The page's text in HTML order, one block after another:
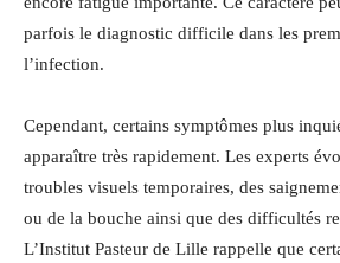
parfois le diagnostic difficile dans les
l’infection.
Cependant, certains symptômes plus
apparaître très rapidement. Les experts
troubles visuels temporaires, des
ou de la bouche ainsi que des difficultés
L’Institut Pasteur de Lille rappelle que